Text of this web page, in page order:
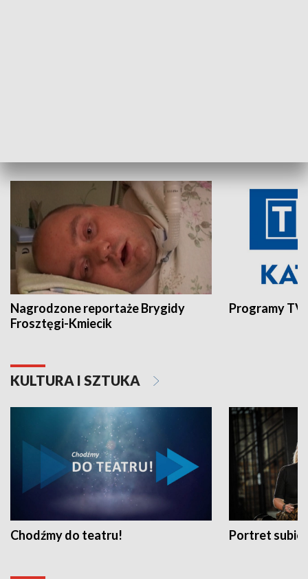
Nagrodzone reportaże Brygidy
Frosztęgi-Kmiecik
Programy
KULTURA I SZTUKA
Chodźmy do teatru! Portret